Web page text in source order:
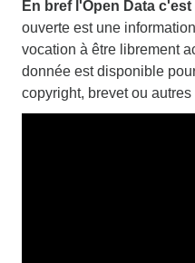
En bref l'Open Data
ouverte est une
vocation à être librement
donnée est disponible
copyright, brevet ou